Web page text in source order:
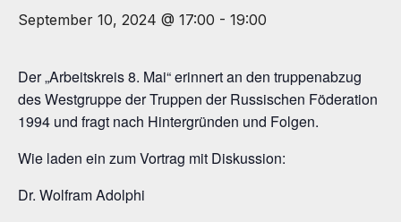
September 10, 2024 @ 17:00 - 19:00
Der „Arbeitskreis 8. Mai“ erinnert an den truppenabzug
des Westgruppe der Truppen der Russischen Föderation
1994 und fragt nach Hintergründen und Folgen.
Wie laden ein zum Vortrag mit Diskussion:
Dr. Wolfram Adolphi